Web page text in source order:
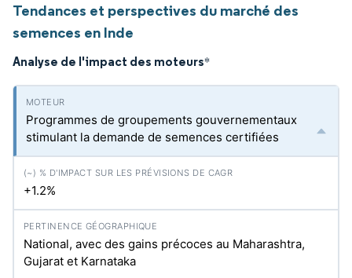
Tendances et perspectives du marché des
semences en Inde
Analyse de l'impact des moteurs*
Programmes de groupements gouvernementaux
stimulant la demande de semences certifiées
+1.2%
National, avec des gains précoces au Maharashtra,
Gujarat et Karnataka